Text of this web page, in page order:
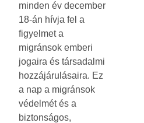
minden év december
18-án hívja fel a
figyelmet a
migránsok emberi
jogaira és társadalmi
hozzájárulásaira. Ez
a nap a migránsok
védelmét és a
biztonságos,